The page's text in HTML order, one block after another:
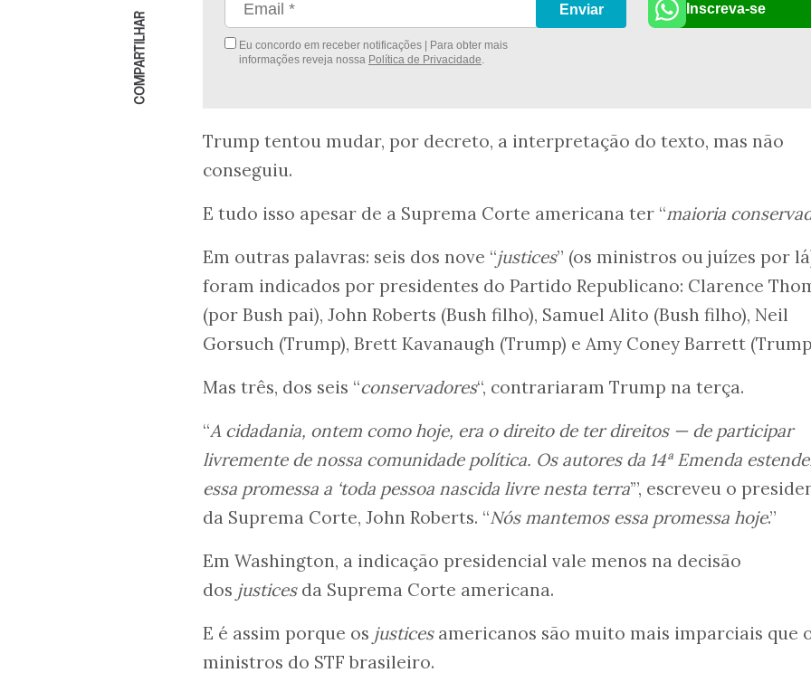
COMPARTILHAR
Eu concordo em receber notificações | Para obter mais
informações reveja nossa Política de Privacidade.
Enviar Inscreva-se
Trump tentou mudar, por decreto, a interpretação do texto, mas não
conseguiu.
E tudo isso apesar de a Suprema Corte americana ter “maioria
Em outras palavras: seis dos nove “justices” (os ministros ou juízes por
foram indicados por presidentes do Partido Republicano: Clarence
(por Bush pai), John Roberts (Bush filho), Samuel Alito (Bush filho), Neil
Gorsuch (Trump), Brett Kavanaugh (Trump) e Amy Coney Barrett
Mas três, dos seis “conservadores“, contrariaram Trump na terça.
“A cidadania, ontem como hoje, era o direito de ter direitos — de participar
livremente de nossa comunidade política. Os autores da 14ª Emenda
essa promessa a ‘toda pessoa nascida livre nesta terra’”, escreveu o
da Suprema Corte, John Roberts. “Nós mantemos essa promessa hoje.”
Em Washington, a indicação presidencial vale menos na decisão
dos justicesda Suprema Corte americana.
E é assim porque os justicesamericanos são muito mais imparciais que
ministros do STF brasileiro.